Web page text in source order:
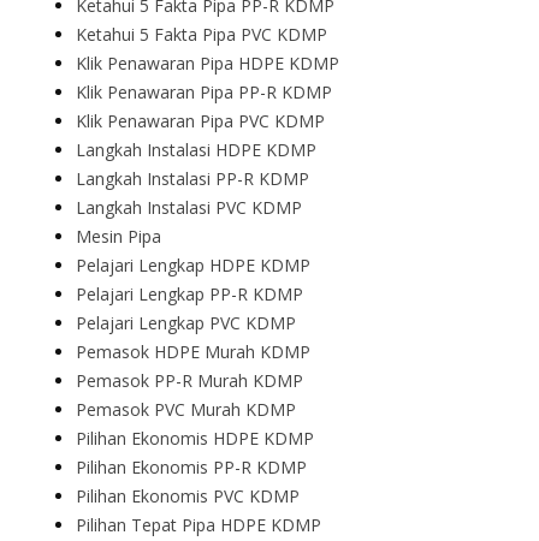
Ketahui 5 Fakta Pipa PP-R KDMP
Ketahui 5 Fakta Pipa PVC KDMP
Klik Penawaran Pipa HDPE KDMP
Klik Penawaran Pipa PP-R KDMP
Klik Penawaran Pipa PVC KDMP
Langkah Instalasi HDPE KDMP
Langkah Instalasi PP-R KDMP
Langkah Instalasi PVC KDMP
Mesin Pipa
Pelajari Lengkap HDPE KDMP
Pelajari Lengkap PP-R KDMP
Pelajari Lengkap PVC KDMP
Pemasok HDPE Murah KDMP
Pemasok PP-R Murah KDMP
Pemasok PVC Murah KDMP
Pilihan Ekonomis HDPE KDMP
Pilihan Ekonomis PP-R KDMP
Pilihan Ekonomis PVC KDMP
Pilihan Tepat Pipa HDPE KDMP